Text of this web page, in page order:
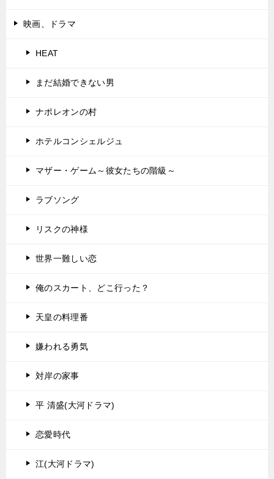
映画、ドラマ
HEAT
まだ結婚できない男
ナポレオンの村
ホテルコンシェルジュ
マザー・ゲーム～彼女たちの階級～
ラブソング
リスクの神様
世界一難しい恋
俺のスカート、どこ行った？
天皇の料理番
嫌われる勇気
対岸の家事
平 清盛(大河ドラマ)
恋愛時代
江(大河ドラマ)